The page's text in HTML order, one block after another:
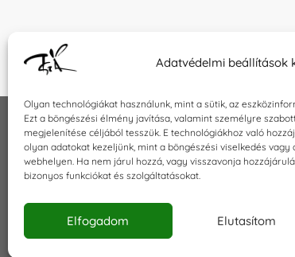
Adatvédelmi beállítások
Olyan technológiákat használunk, mint a sütik, az
Ezt a böngészési élmény javítása, valamint személyre
megjelenítése céljából tesszük. E technológiákhoz való
olyan adatokat kezeljünk, mint a böngészési viselkedés vagy
webhelyen. Ha nem járul hozzá, vagy visszavonja
bizonyos funkciókat és szolgáltatásokat.
Elfogadom Elutasítom
INFORMÁCIÓK
Általános szerződési feltételek
Impresszum